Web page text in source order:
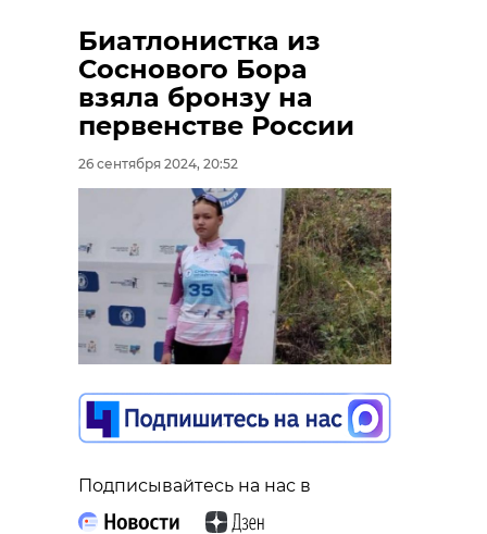
Биатлонистка из
Соснового Бора
взяла бронзу на
первенстве России
26 сентября 2024, 20:52
Подписывайтесь на нас в